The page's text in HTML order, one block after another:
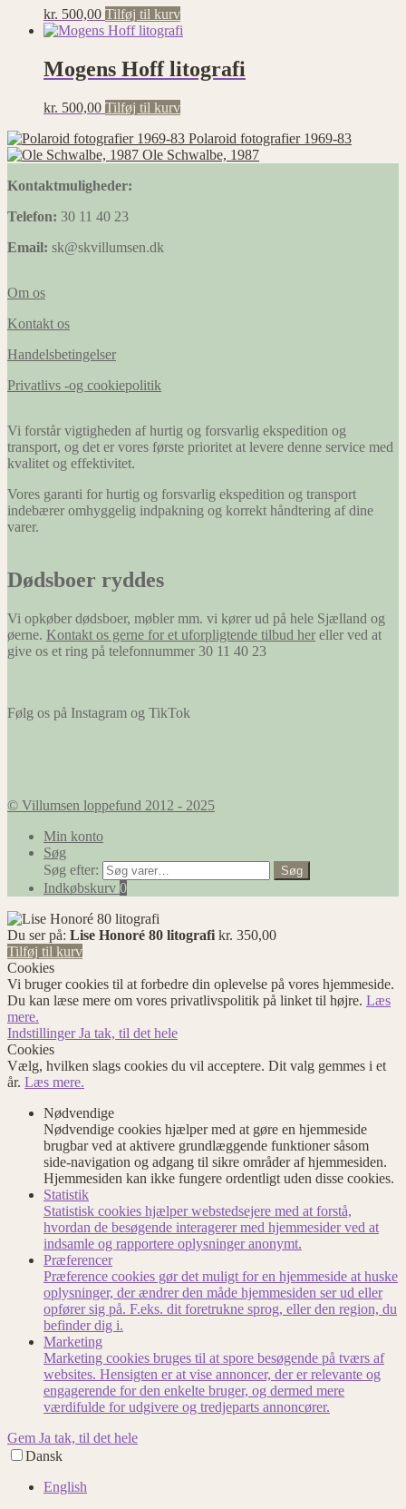
kr. 500,00 Tilføj til kurv
Mogens Hoff litografi
kr. 500,00 Tilføj til kurv
Polaroid fotografier 1969-83
Ole Schwalbe, 1987
Kontaktmuligheder:
Telefon: 30 11 40 23
Email: sk@skvillumsen.dk
Om os
Kontakt os
Handelsbetingelser
Privatlivs -og cookiepolitik
Vi forstår vigtigheden af hurtig og forsvarlig ekspedition og
transport, og det er vores første prioritet at levere denne service med
kvalitet og effektivitet.
Vores garanti for hurtig og forsvarlig ekspedition og transport
indebærer omhyggelig indpakning og korrekt håndtering af dine
varer.
Dødsboer ryddes
Vi opkøber dødsboer, møbler mm. vi kører ud på hele Sjælland og
øerne. Kontakt os gerne for et uforpligtende tilbud her eller ved at
give os et ring på telefonnummer 30 11 40 23
Følg os på Instagram og TikTok
© Villumsen loppefund 2012 - 2025
Min konto
Søg
Søg efter:
Søg
Indkøbskurv 0
Du ser på: Lise Honoré 80 litografi kr. 350,00
Tilføj til kurv
Cookies
Vi bruger cookies til at forbedre din oplevelse på vores hjemmeside.
Du kan læse mere om vores privatlivspolitik på linket til højre. Læs
mere.
IndstillingerJa tak, til det hele
Cookies
Vælg, hvilken slags cookies du vil acceptere. Dit valg gemmes i et
år. Læs mere.
Nødvendige
Nødvendige cookies hjælper med at gøre en hjemmeside
brugbar ved at aktivere grundlæggende funktioner såsom
side-navigation og adgang til sikre områder af hjemmesiden.
Hjemmesiden kan ikke fungere ordentligt uden disse cookies.
Statistik
Statistisk cookies hjælper webstedsejere med at forstå,
hvordan de besøgende interagerer med hjemmesider ved at
indsamle og rapportere oplysninger anonymt.
Præferencer
Præference cookies gør det muligt for en hjemmeside at huske
oplysninger, der ændrer den måde hjemmesiden ser ud eller
opfører sig på. F.eks. dit foretrukne sprog, eller den region, du
befinder dig i.
Marketing
Marketing cookies bruges til at spore besøgende på tværs af
websites. Hensigten er at vise annoncer, der er relevante og
engagerende for den enkelte bruger, og dermed mere
værdifulde for udgivere og tredjeparts annoncører.
Gem Ja tak, til det hele
Dansk
English